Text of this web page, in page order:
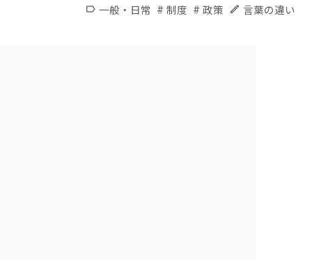
label 一般・日常 # 制度 # 政策 edit 言葉の違い